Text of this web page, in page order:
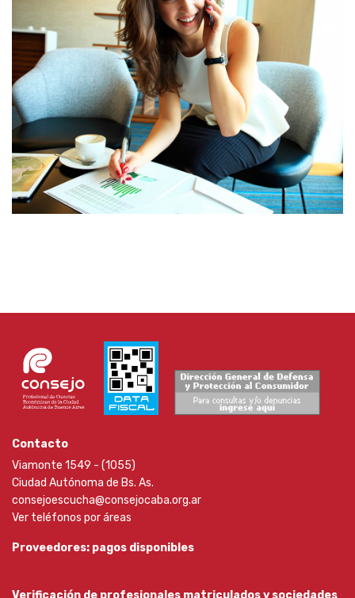
Contacto
Viamonte 1549 - (1055)
Ciudad Autónoma de Bs. As.
consejoescucha@consejocaba.org.ar
Ver teléfonos por áreas
Proveedores: pagos disponibles
Verificación de profesionales matriculados y sociedades